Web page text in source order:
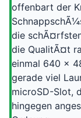
offenbart der
die
die QualitÃ¤t
einmal 640 x
gerade viel
microSD-Slot,
hingegen